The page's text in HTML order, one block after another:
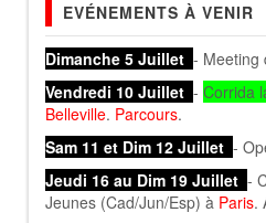
EVÉNEMENTS À VENIR
Dimanche 5 Juillet - Meeting
Vendredi 10 Juillet - Corrida
Belleville. Parcours.
Sam 11 et Dim 12 Juillet -
Jeudi 16 au Dim 19 Juillet -
Jeunes (Cad/Jun/Esp) à Paris.